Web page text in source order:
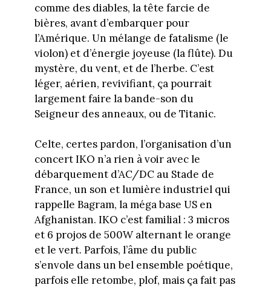
comme des diables, la tête farcie de
bières, avant d’embarquer pour
l’Amérique. Un mélange de fatalisme (le
violon) et d’énergie joyeuse (la flûte). Du
mystère, du vent, et de l’herbe. C’est
léger, aérien, revivifiant, ça pourrait
largement faire la bande-son du
Seigneur des anneaux, ou de Titanic.
Celte, certes pardon, l’organisation d’un
concert IKO n’a rien à voir avec le
débarquement d’AC/DC au Stade de
France, un son et lumière industriel qui
rappelle Bagram, la méga base US en
Afghanistan. IKO c’est familial : 3 micros
et 6 projos de 500W alternant le orange
et le vert. Parfois, l’âme du public
s’envole dans un bel ensemble poétique,
parfois elle retombe, plof, mais ça fait pas